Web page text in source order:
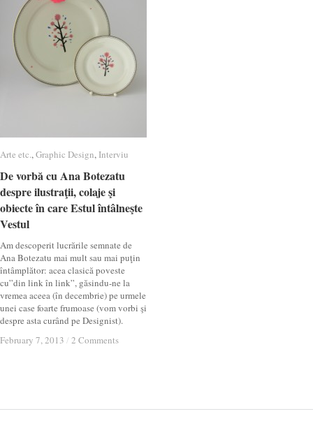
Arte etc.,Graphic Design, Interviu
De vorbă cu Ana Botezatu
despre ilustraţii, colaje şi
obiecte în care Estul întâlneşte
Vestul
Am descoperit lucrările semnate de
Ana Botezatu mai mult sau mai puţin
întâmplător: acea clasică poveste
cu”din link în link”, găsindu-ne la
vremea aceea (în decembrie) pe urmele
unei case foarte frumoase (vom vorbi şi
despre asta curând pe Designist).
February 7, 2013 / 2 Comments
Arte etc. Graphic Design Interviu
De vorbă cu Ana Botezatu
despre ilustraţii, colaje şi
obiecte în care Estul întâlneşte
Vestul
February 7, 2013 / 2 Comments